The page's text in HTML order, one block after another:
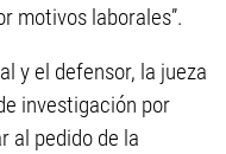
motivos laborales”.
y el defensor, la jueza
investigación por
al pedido de la